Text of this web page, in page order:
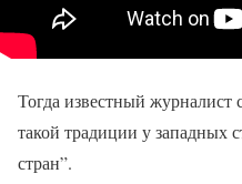
Тогда известный журналист
такой традиции у западных
стран”.